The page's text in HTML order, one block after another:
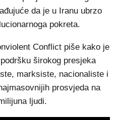
da je u Iranu ubrzo
pokreta.
Conflict piše kako je
širokog presjeka
marksiste, nacionaliste i
prosvjeda na
ljudi.